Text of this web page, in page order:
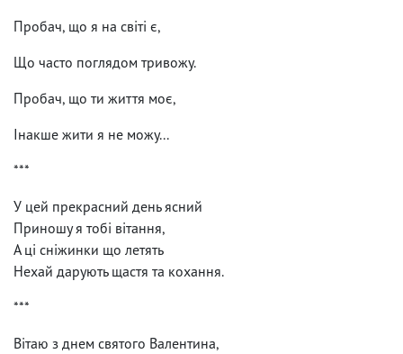
Пробач, що я на світі є,
Що часто поглядом тривожу.
Пробач, що ти життя моє,
Інакше жити я не можу...
***
У цей прекрасний день ясний
Приношу я тобі вітання,
А ці сніжинки що летять
Нехай дарують щастя та кохання.
***
Вітаю з днем святого Валентина,